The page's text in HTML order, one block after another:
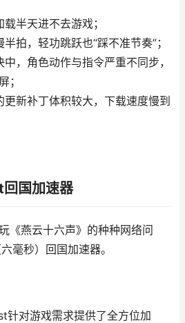
半天进不去游戏；
拍，轻功跳跃也“踩不准节奏”；
，角色动作与指令严重不同步，
；
更新补丁体积较大，下载速度慢到
国加速器
《燕云十六声》的种种网络问
毫秒）回国加速器。
针对游戏需求提供了全方位加